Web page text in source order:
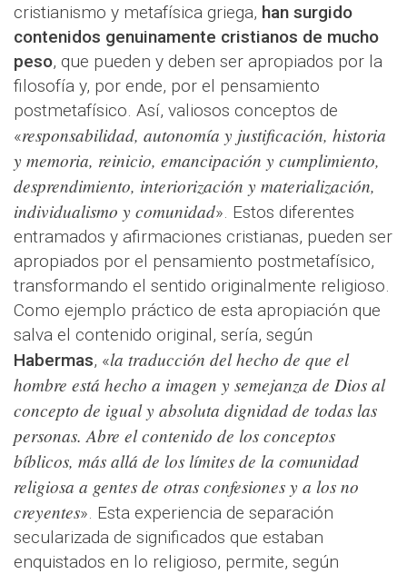
cristianismo y metafísica griega, han surgido
contenidos genuinamente cristianos de mucho
peso, que pueden y deben ser apropiados por la
filosofía y, por ende, por el pensamiento
postmetafísico. Así, valiosos conceptos de
«responsabilidad, autonomía y justificación, historia
y memoria, reinicio, emancipación y cumplimiento,
desprendimiento, interiorización y materialización,
individualismo y comunidad». Estos diferentes
entramados y afirmaciones cristianas, pueden ser
apropiados por el pensamiento postmetafísico,
transformando el sentido originalmente religioso.
Como ejemplo práctico de esta apropiación que
salva el contenido original, sería, según
Habermas, «la traducción del hecho de que el
hombre está hecho a imagen y semejanza de Dios al
concepto de igual y absoluta dignidad de todas las
personas. Abre el contenido de los conceptos
bíblicos, más allá de los límites de la comunidad
religiosa a gentes de otras confesiones y a los no
creyentes». Esta experiencia de separación
secularizada de significados que estaban
enquistados en lo religioso, permite, según